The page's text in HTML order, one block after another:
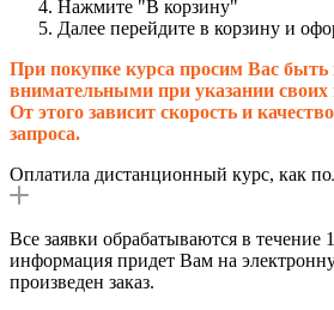
Нажмите "В корзину"
Далее перейдите в корзину и
При покупке курса просим Вас быть
внимательными при указании
От этого зависит скорость и
запроса.
Оплатила дистанционный курс, как
Все заявки обрабатываются в течение
информация придет Вам на
произведен заказ.